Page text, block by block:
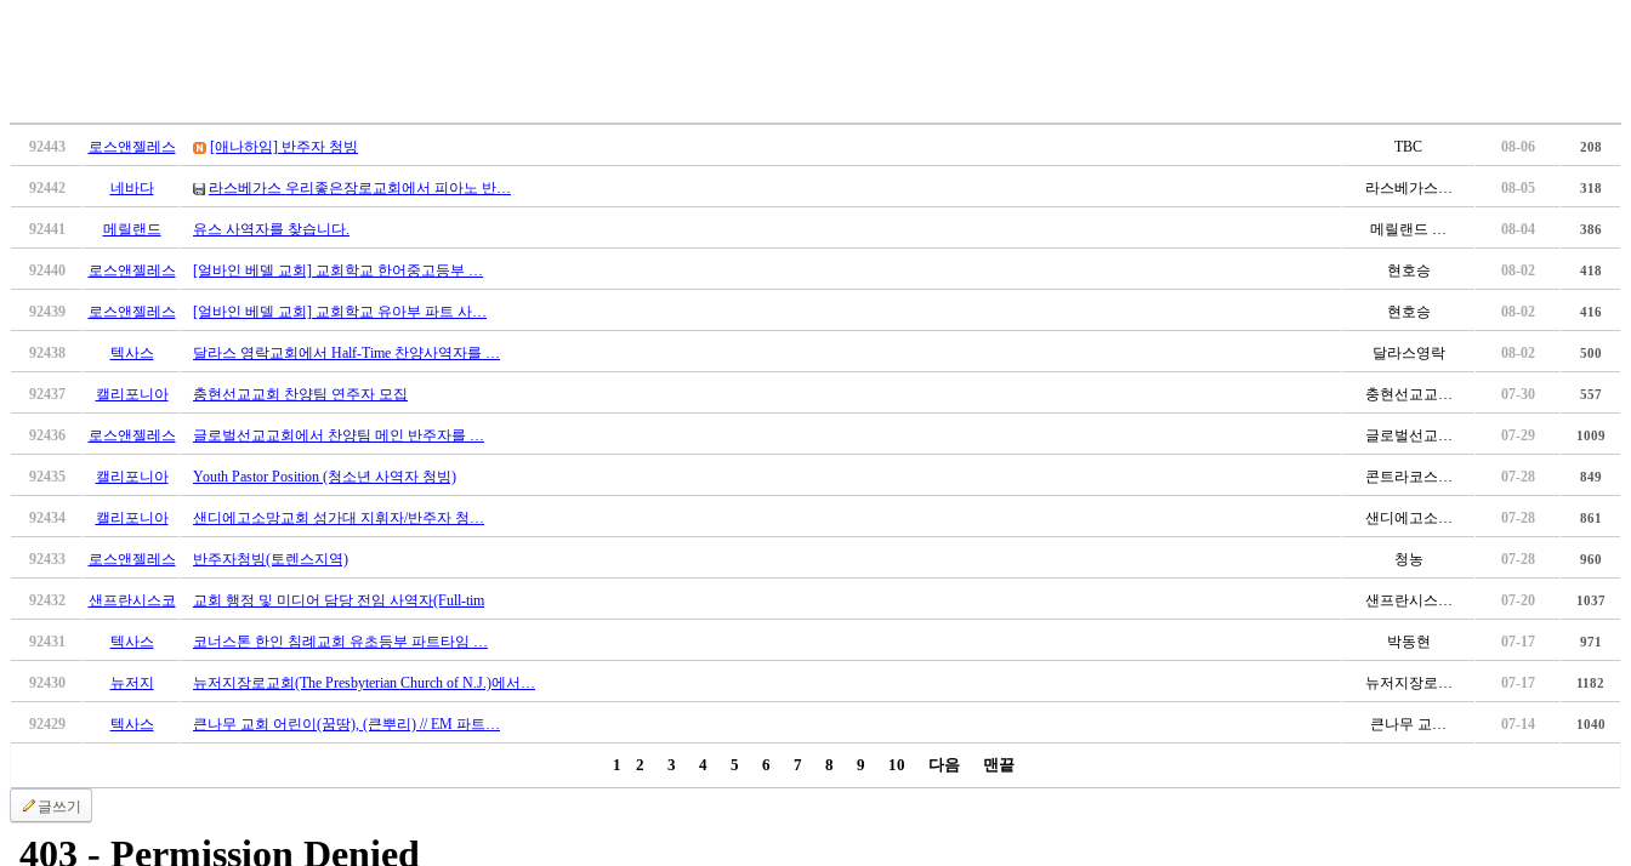
제
무
남
플
시
리
가
평
부
약
아
탑-
시
92443 로스앤젤레스 [애나하임] 반주자 청빙 TBC 08-06 208
92442 네바다 라스베가스 우리좋은장로교회에서 피아노 반… 라스베가스… 08-05 318
92441 메릴랜드 유스 사역자를 찾습니다. 메릴랜드 … 08-04 386
92440 로스앤젤레스 [얼바인 베델 교회] 교회학교 한어중고등부 … 현호승 08-02 418
92439 로스앤젤레스 [얼바인 베델 교회] 교회학교 유아부 파트 사… 현호승 08-02 416
92438 텍사스 달라스 영락교회에서 Half-Time 찬양사역자를 … 달라스영락 08-02 500
92437 캘리포니아 충현선교교회 찬양팀 연주자 모집 충현선교교… 07-30 557
92436 로스앤젤레스 글로벌선교교회에서 찬양팀 메인 반주자를 … 글로벌선교… 07-29 1009
92435 캘리포니아 Youth Pastor Position (청소년 사역자 청빙) 콘트라코스… 07-28 849
92434 캘리포니아 샌디에고소망교회 성가대 지휘자/반주자 청… 샌디에고소… 07-28 861
92433 로스앤젤레스 반주자청빙(토렌스지역) 청농 07-28 960
92432 샌프란시스코 교회 행정 및 미디어 담당 전임 사역자(Full-tim 샌프란시스… 07-20 1037
92431 텍사스 코너스톤 한인 침례교회 유초등부 파트타임 … 박동현 07-17 971
92430 뉴저지 뉴저지장로교회(The Presbyterian Church of N.J.)에서… 뉴저지장로… 07-17 1182
92429 텍사스 큰나무 교회 어린이(꿈땅), (큰뿌리) // EM 파트… 큰나무 교… 07-14 1040
1 2 3 4 5 6 7 8 9 10 다음 맨끝
글쓰기